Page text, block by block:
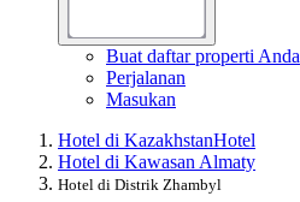
Buat daftar properti Anda
Perjalanan
Masukan
Hotel di KazakhstanHotel
Hotel di Kawasan Almaty
Hotel di Distrik Zhambyl